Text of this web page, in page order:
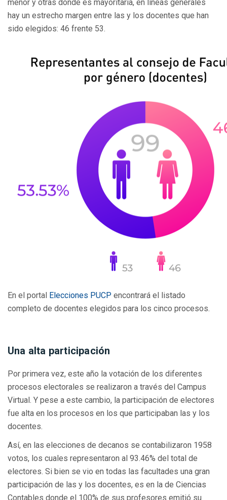
menor y otras donde es mayoritaria, en líneas generales
hay un estrecho margen entre las y los docentes que han
sido elegidos: 46 frente 53.
En el portal Elecciones PUCP encontrará el listado
completo de docentes elegidos para los cinco procesos.
Una alta participación
Por primera vez, este año la votación de los diferentes
procesos electorales se realizaron a través del Campus
Virtual. Y pese a este cambio, la participación de electores
fue alta en los procesos en los que participaban las y los
docentes.
Así, en las elecciones de decanos se contabilizaron 1958
votos, los cuales representaron al 93.46% del total de
electores. Si bien se vio en todas las facultades una gran
participación de las y los docentes, es en la de Ciencias
Contables donde el 100% de sus profesores emitió su